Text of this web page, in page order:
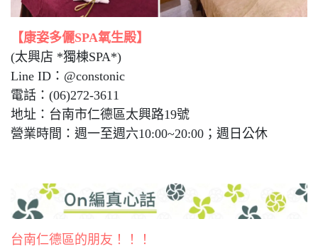
【康姿多儷SPA氧生殿】
(太興店 *獨棟SPA*)
Line ID：@constonic
電話：(06)272-3611
地址：台南市仁德區太興路19號
營業時間：週一至週六10:00~20:00；週日公休
台南仁德區的朋友！！！